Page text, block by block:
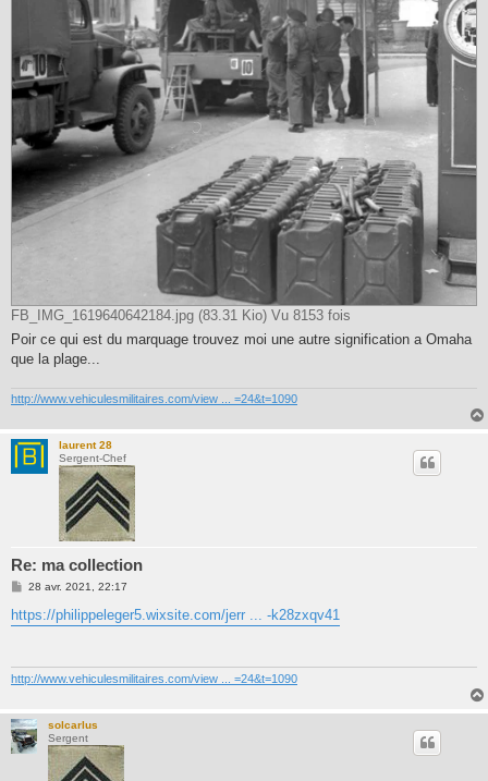
FB_IMG_1619640642184.jpg (83.31 Kio) Vu 8153 fois
Poir ce qui est du marquage trouvez moi une autre signification a Omaha
que la plage...
http://www.vehiculesmilitaires.com/view ... =24&t=1090
laurent 28
Sergent-Chef
Re: ma collection
M
s
s
28 avr. 2021, 22:17
https://philippeleger5.wixsite.com/jerr ... -k28zxqv41
http://www.vehiculesmilitaires.com/view ... =24&t=1090
solcarlus
Sergent